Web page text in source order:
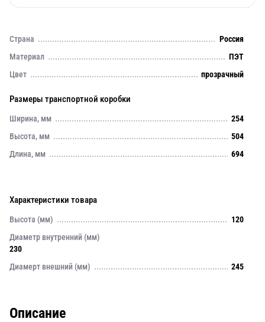
Страна
Россия
Материал
ПЭТ
Цвет
прозрачный
Размеры транспортной коробки
Ширина, мм
254
Высота, мм
504
Длина, мм
694
Характеристики товара
Высота (мм)
120
Диаметр внутренний (мм)
230
Диамерт внешний (мм)
245
Описание